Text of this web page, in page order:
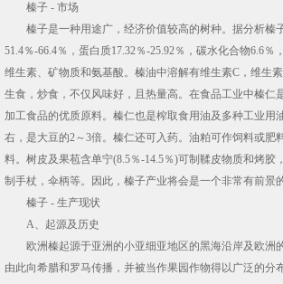
榛子 - 市场
榛子是一种用途广，经济价值较高的树种。据分析榛
51.4％-66.4％，蛋白质17.32％-25.92％，碳水化合物6.6％
维生素、矿物质和氨基酸。榛油中溶解有维生素C，维生
生食，炒食，不仅风味好，且热量高。在食品工业中榛仁
加工食品的优质原料。榛仁也是榨取食用油及多种工业用
右，是大豆的2～3倍。榛仁还可入药。油粕可作饲料或肥
料。树皮及果苞含单宁(8.5％-14.5％)可制鞣皮物质和烤胶
制手杖，伞柄等。因此，榛子产业将会是一个非常有前景
榛子 - 生产现状
A、起源及历史
欧洲榛起源于亚洲的小亚细亚地区的黑海沿岸及欧洲
由此向希腊和罗马传播，并被当作果园作物得以广泛的分